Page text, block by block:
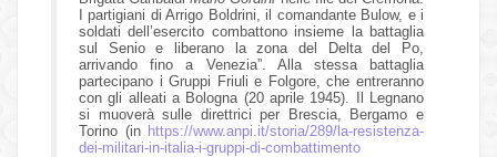
I partigiani di Arrigo Boldrini, il comandante Bulow, e i
soldati dell’esercito combattono insieme la battaglia
sul Senio e liberano la zona del Delta del Po,
arrivando fino a Venezia”. Alla stessa battaglia
partecipano i Gruppi Friuli e Folgore, che entreranno
con gli alleati a Bologna (20 aprile 1945). Il Legnano
si muoverà sulle direttrici per Brescia, Bergamo e
Torino (in https://www.anpi.it/storia/289/la-resistenza-
dei-militari-in-italia-i-gruppi-di-combattimento